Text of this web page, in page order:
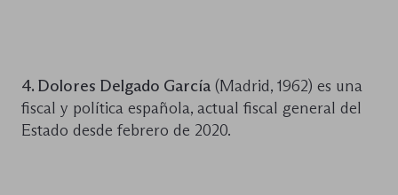
4. Dolores Delgado García (Madrid, 1962) es una
fiscal y política española, actual fiscal general del
Estado desde febrero de 2020.